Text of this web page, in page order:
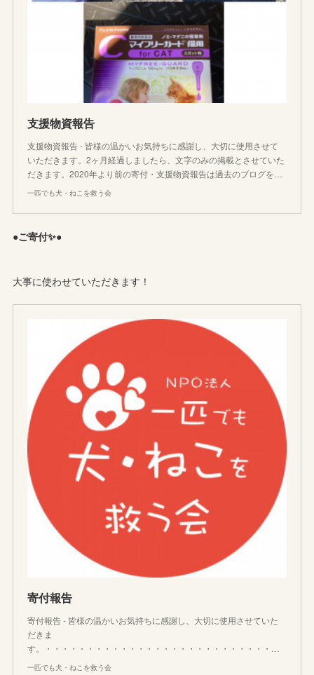
支援物資報告
支援物資報告 - 皆様の温かいお気持ちに感謝し、大切に使用させて
いただきます。2ヶ月経過しましたら、文字のみの掲載とさせていた
だきます。2020年より前の寄付・支援物資報告は過去のブログを…
一匹でも犬・ねこを救う会
●ご寄付✨●
大事に使わせていただきます！
寄付報告
寄付報告 - 皆様の温かいお気持ちに感謝し、大切に使用させていた
だきま
す。・・・・・・・・・・・・・・・・・・・・・・・・・・・…
一匹でも犬・ねこを救う会